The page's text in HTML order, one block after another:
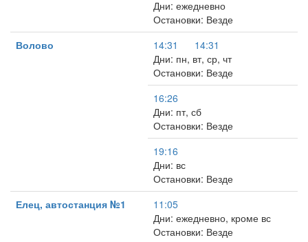
Дни: ежедневно
Остановки: Везде
Волово
14:31
14:31
Дни: пн, вт, ср, чт
Остановки: Везде
16:26
Дни: пт, сб
Остановки: Везде
19:16
Дни: вс
Остановки: Везде
Елец, автостанция №1
11:05
Дни: ежедневно, кроме вс
Остановки: Везде